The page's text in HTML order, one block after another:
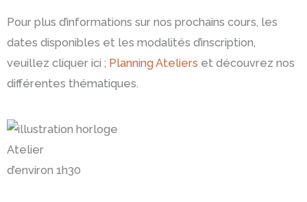
Pour plus d’informations sur nos prochains cours, les
dates disponibles et les modalités d’inscription,
veuillez cliquer ici ; Planning Ateliers et découvrez nos
différentes thématiques.
Atelier
d’environ 1h30